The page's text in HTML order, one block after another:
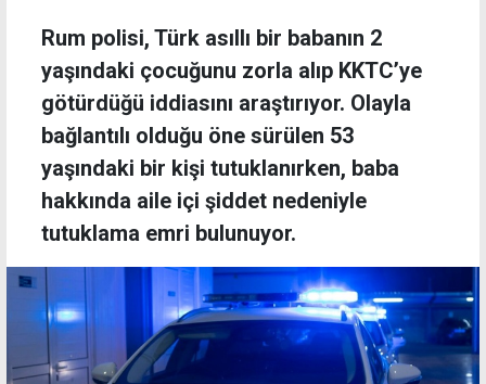
Rum polisi, Türk asıllı bir babanın 2
yaşındaki çocuğunu zorla alıp KKTC’ye
götürdüğü iddiasını araştırıyor. Olayla
bağlantılı olduğu öne sürülen 53
yaşındaki bir kişi tutuklanırken, baba
hakkında aile içi şiddet nedeniyle
tutuklama emri bulunuyor.